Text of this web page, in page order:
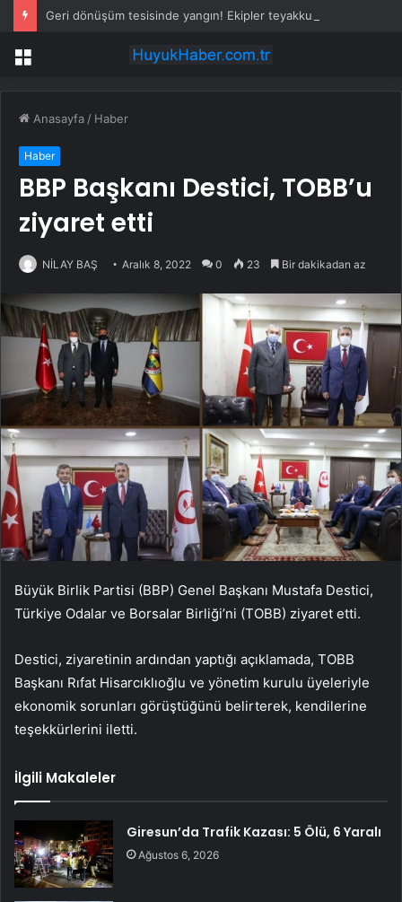
Geri dönüşüm tesisinde yangın! Ekipler teyakkuza geçti
Menü
Anasayfa / Haber
Haber
BBP Başkanı Destici, TOBB’u
ziyaret etti
NİLAY BAŞ Aralık 8, 2022 0 23 Bir dakikadan az
Büyük Birlik Partisi (BBP) Genel Başkanı Mustafa Destici,
Türkiye Odalar ve Borsalar Birliği’ni (TOBB) ziyaret etti.
Destici, ziyaretinin ardından yaptığı açıklamada, TOBB
Başkanı Rıfat Hisarcıklıoğlu ve yönetim kurulu üyeleriyle
ekonomik sorunları görüştüğünü belirterek, kendilerine
teşekkürlerini iletti.
İlgili Makaleler
Giresun’da Trafik Kazası: 5 Ölü, 6 Yaralı
Ağustos 6, 2026